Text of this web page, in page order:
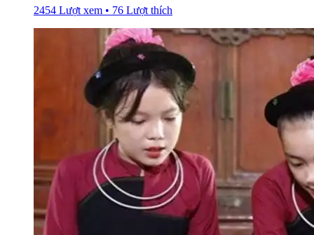
2454 Lượt xem • 76 Lượt thích